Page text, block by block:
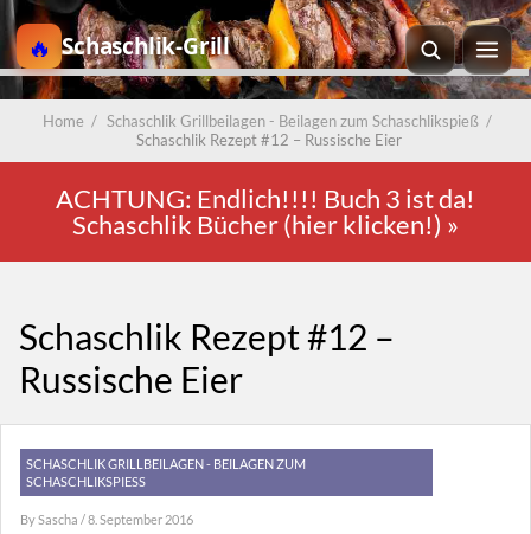
Schaschlik-Grill
Home / Schaschlik Grillbeilagen - Beilagen zum Schaschlikspieß/
Schaschlik Rezept #12 – Russische Eier
ACHTUNG: Endlich!!!! Buch 3 ist da!
Schaschlik Bücher (hier klicken!) »
Schaschlik Rezept #12 –
Russische Eier
SCHASCHLIK GRILLBEILAGEN - BEILAGEN ZUM
SCHASCHLIKSPIESS
BySascha / 8. September 2016